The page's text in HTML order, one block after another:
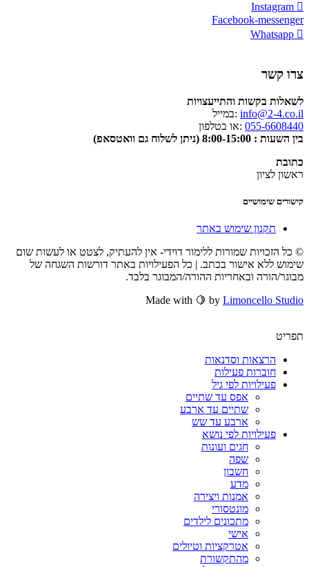
Instagram
Facebook-messenger
Whatsapp
צרו קשר
לשאלות בקשות והתייעצויות
info@2-4.co.il :במייל
055-6608440 :או בטלפון
בין השעות : 8:00-15:00 (ניתן לשלוח גם וואטסאפ)
כתובת
ראשון לציון
קישורים שימושיים
תקנון שימוש באתר
© כל הזכויות שמורות ללימור דוידי- אין להעתיק, לצטט או לעשות שום
שימוש ללא אישור בכתב. | כל הפעילויות באתר דורשות השגחה של
מבוגר/הורה ובאחריות ההורה/המבוגר בלבד.
Made with 🍋 by Limoncello Studio
תפריט
הרצאות וסדנאות
חוברות פעילות
פעילויות לפי גיל
אפס עד שתיים
שתיים עד ארבע
ארבע עד שש
פעילויות לפי נושא
חגים ועונות
שפה
חשבון
מדע
אמנות ויצירה
מונטסורי
מתכונים לילדים
אישי
אטרקציות וטיולים
מהתקשורת